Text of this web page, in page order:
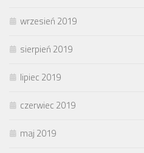
wrzesień 2019
sierpień 2019
lipiec 2019
czerwiec 2019
maj 2019